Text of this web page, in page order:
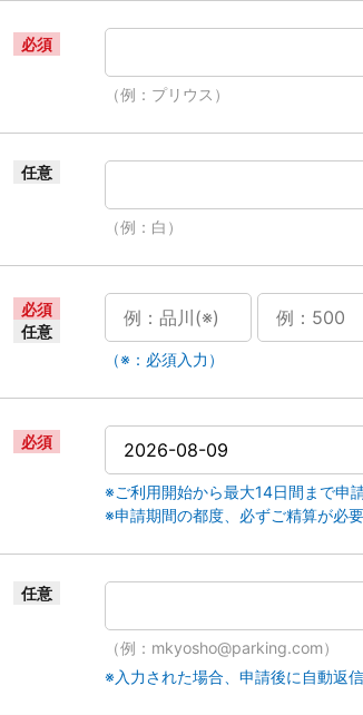
必須
（例：プリウス）
任意
（例：白）
必須
任意
（※：必須入力）
必須
※ご利用開始から最大14日間まで申
※申請期間の都度、必ずご精算が必要
任意
（例：mkyosho@parking.com）
※入力された場合、申請後に自動返